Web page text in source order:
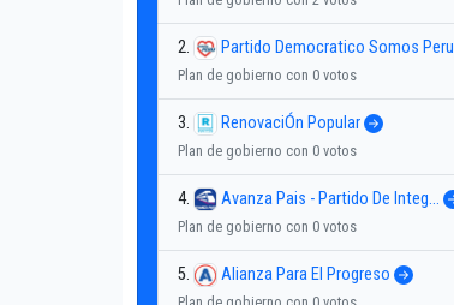
2. Partido Democratico Somos Peru
Plan de gobierno con 0 votos
3. RenovaciÓn Popular
Plan de gobierno con 0 votos
4. Avanza Pais - Partido De Integ...
Plan de gobierno con 0 votos
5. Alianza Para El Progreso